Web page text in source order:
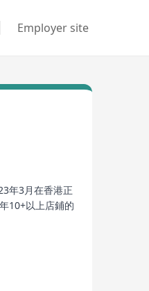
Employer site
年3月在香港正
10+以上店鋪的